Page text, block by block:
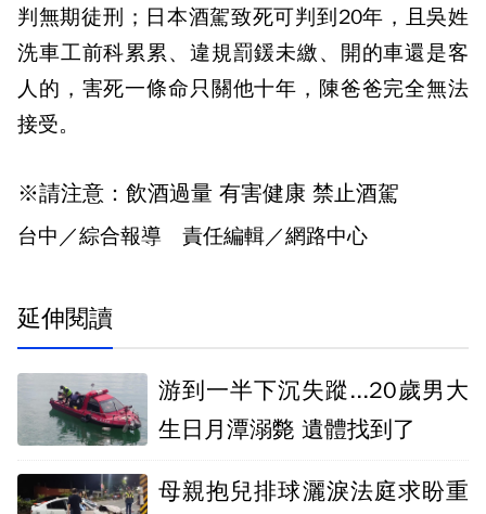
判無期徒刑；日本酒駕致死可判到20年，且吳姓
洗車工前科累累、違規罰鍰未繳、開的車還是客
人的，害死一條命只關他十年，陳爸爸完全無法
接受。
※請注意：飲酒過量 有害健康 禁止酒駕
台中／綜合報導 責任編輯／網路中心
延伸閱讀
游到一半下沉失蹤...20歲男大
生日月潭溺斃 遺體找到了
母親抱兒排球灑淚法庭求盼重